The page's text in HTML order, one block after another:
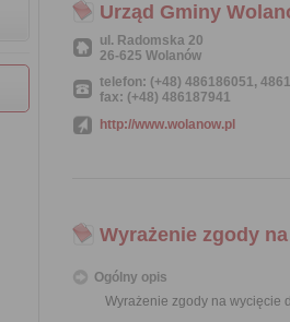
Urząd Gminy
ul. Radomska 20
26-625 Wolanów
telefon: (+48) 486186051,
fax: (+48) 486187941
http://www.wolanow.pl
Wyrażenie zgody
Ogólny opis
Wyrażenie zgody na wycięcie